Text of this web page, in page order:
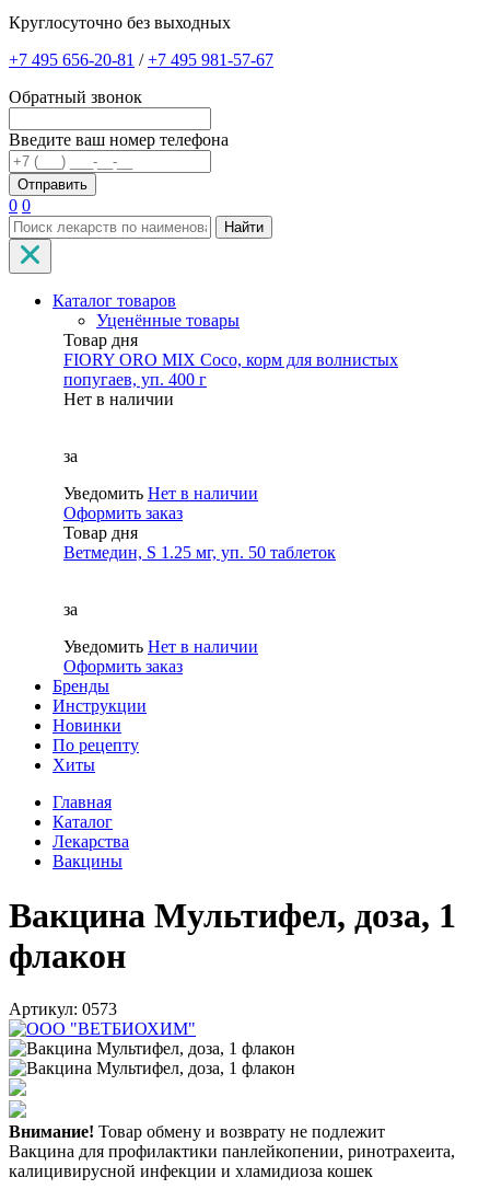
Круглосуточно без выходных
+7 495 656-20-81 /+7 495 981-57-67
Обратный звонок
Введите ваш номер телефона
0 0
Найти
Каталог товаров
Уценённые товары
Товар дня
FIORY ORO MIX Coco, корм для волнистых
попугаев, уп. 400 г
Нет в наличии
за
Уведомить Нет в наличии
Оформить заказ
Товар дня
Ветмедин, S 1.25 мг, уп. 50 таблеток
за
Уведомить Нет в наличии
Оформить заказ
Бренды
Инструкции
Новинки
По рецепту
Хиты
Главная
Каталог
Лекарства
Вакцины
Вакцина Мультифел, доза, 1
флакон
Артикул: 0573
Внимание! Товар обмену и возврату не подлежит
Вакцина для профилактики панлейкопении, ринотрахеита,
калицивирусной инфекции и хламидиоза кошек